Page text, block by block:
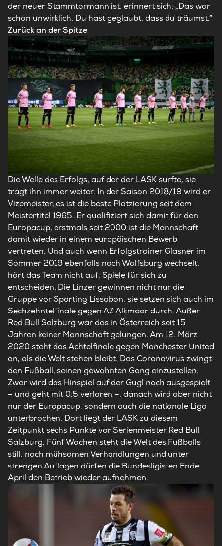
der neuer Stammtormann ist, erinnert sich: „Das war
schon unwirklich. Du hast geglaubt, dass du träumst.“
Zurück an der Spitze
Die Welle des Erfolgs, auf der der LASK surfte, sie
trägt ihn immer weiter. In der Saison 2018/19 wird er
Vizemeister, es ist die beste Platzierung seit dem
Meistertitel 1965. Er qualifiziert sich damit für den
Europacup, erstmals seit 2000 ist die Mannschaft
damit wieder in einem europäischen Bewerb
vertreten. Und auch wenn Erfolgstrainer Glasner im
Sommer 2019 ebenfalls nach Wolfsburg wechselt,
hört das Team nicht auf, Spiele für sich zu
entscheiden. Die Linzer gewinnen nicht nur die
Gruppe vor Sporting Lissabon, sie setzen sich auch im
Sechzehntelfinale gegen AZ Alkmaar durch. Außer
Red Bull Salzburg war das in Österreich seit 15
Jahren keiner Mannschaft gelungen. Am 12. März
2020 steht das Achtelfinale gegen Manchester United
an, als die Welt stehen bleibt. Das Coronavirus zwingt
den Fußball, seinen gewohnten Gang einzustellen.
Zwar wird das Hinspiel auf der Gugl noch ausgespielt
– und geht mit 0:5 verloren –, danach wird aber nicht
nur der Europacup, sondern auch die nationale Liga
unterbrochen. Dort liegt der LASK zu diesem
Zeitpunkt sechs Punkte vor Serienmeister Red Bull
Salzburg. Fünf Wochen steht die Welt des Fußballs
still, nach mühsamen Verhandlungen und unter
strengen Auflagen dürfen die Bundesligisten Ende
April den Betrieb wieder aufnehmen.